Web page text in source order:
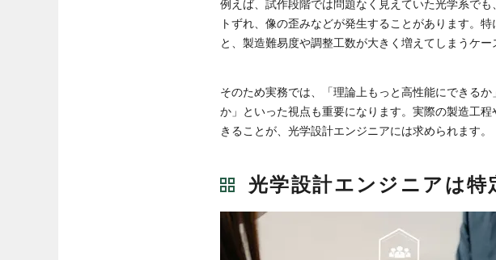
例えば、試作段階では問題なく見えていた光学系で
トずれ、像の歪みなどが発生することがあります。
と、製造難易度や調整工数が大きく増えてしまうケー
そのため実務では、「理論上もっと高性能にできる
か」といった視点も重要になります。実際の製造工
きることが、光学設計エンジニアには求められます。
光学設計エンジニアは特